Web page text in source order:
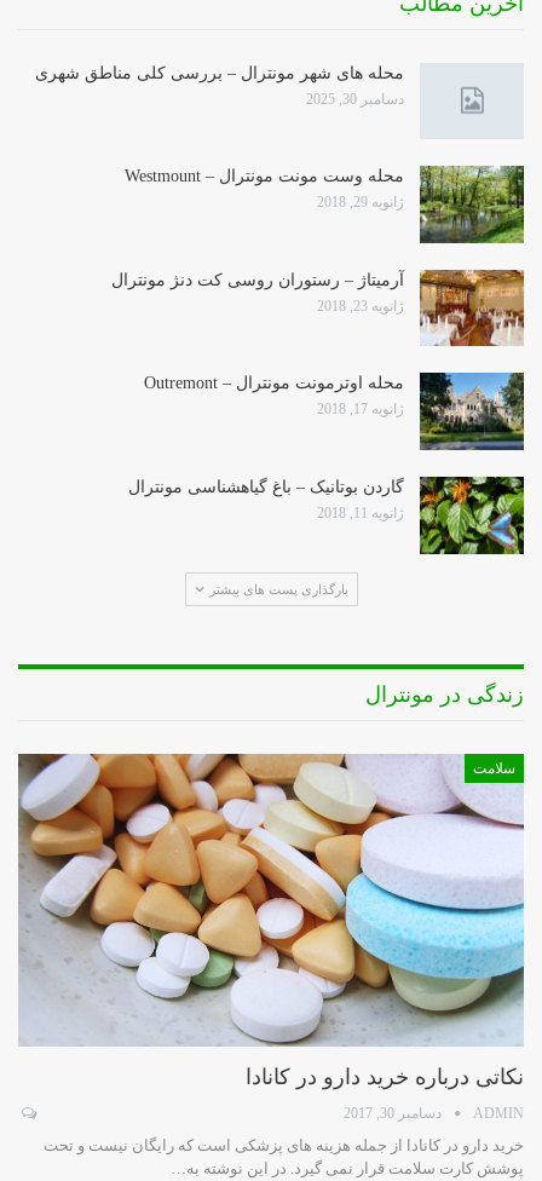
محله های شهر مونترال – بررسی کلی مناطق شهری
دسامبر 30, 2025
محله وست مونت مونترال – Westmount
ژانویه 29, 2018
آرمیتاژ – رستوران روسی کت دنژ مونترال
ژانویه 23, 2018
محله اوترمونت مونترال – Outremont
ژانویه 17, 2018
گاردن بوتانیک – باغ گیاهشناسی مونترال
ژانویه 11, 2018
بارگذاری پست های بیشتر
زندگی در مونترال
سلامت
نکاتی درباره خرید دارو در کانادا
ADMIN دسامبر 30, 2017
خرید دارو در کانادا از جمله هزینه های پزشکی است که رایگان نیست و تحت
پوشش کارت سلامت قرار نمی گیرد. در این نوشته به…